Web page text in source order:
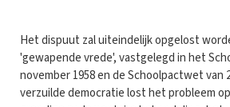
Het dispuut zal uiteindelijk opgelost
'gewapende vrede', vastgelegd in het
november 1958 en de Schoolpactwet van
verzuilde democratie lost het probleem